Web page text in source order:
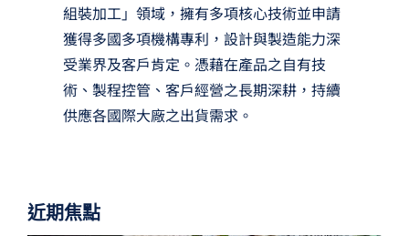
組裝加工」領域，擁有多項核心技術並申請
獲得多國多項機構專利，設計與製造能力深
受業界及客戶肯定。憑藉在產品之自有技
術、製程控管、客戶經營之長期深耕，持續
供應各國際大廠之出貨需求。
近期焦點